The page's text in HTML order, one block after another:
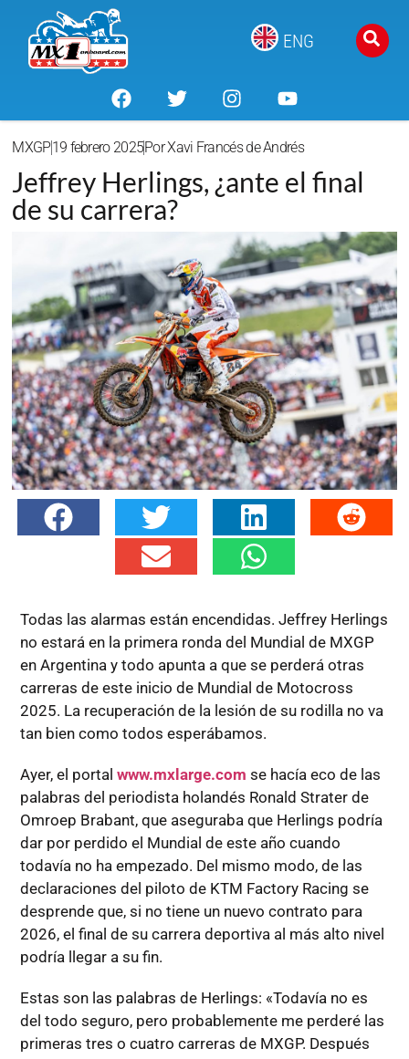
ENG
MXGP19 febrero 2025PorXavi Francés de Andrés
Jeffrey Herlings, ¿ante el final
de su carrera?
Todas las alarmas están encendidas. Jeffrey Herlings
no estará en la primera ronda del Mundial de MXGP
en Argentina y todo apunta a que se perderá otras
carreras de este inicio de Mundial de Motocross
2025. La recuperación de la lesión de su rodilla no va
tan bien como todos esperábamos.
Ayer, el portal www.mxlarge.com se hacía eco de las
palabras del periodista holandés Ronald Strater de
Omroep Brabant, que aseguraba que Herlings podría
dar por perdido el Mundial de este año cuando
todavía no ha empezado. Del mismo modo, de las
declaraciones del piloto de KTM Factory Racing se
desprende que, si no tiene un nuevo contrato para
2026, el final de su carrera deportiva al más alto nivel
podría llegar a su fin.
Estas son las palabras de Herlings: «Todavía no es
del todo seguro, pero probablemente me perderé las
primeras tres o cuatro carreras de MXGP. Después